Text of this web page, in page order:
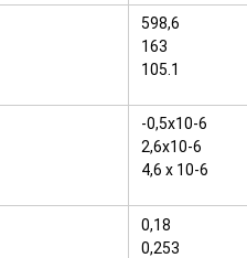
598,6
163
105.1
-0,5x10-6
2,6x10-6
4,6 x 10-6
0,18
0,253